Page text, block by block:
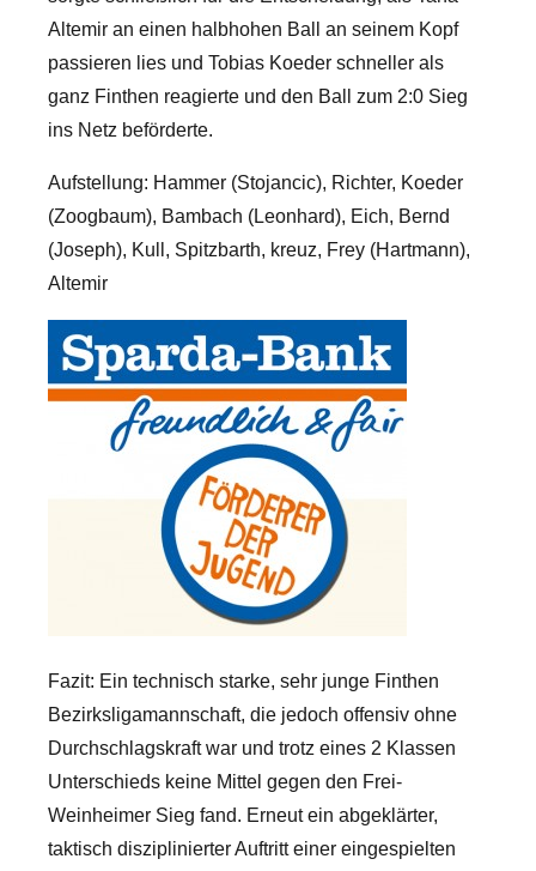
Altemir an einen halbhohen Ball an seinem Kopf
passieren lies und Tobias Koeder schneller als
ganz Finthen reagierte und den Ball zum 2:0 Sieg
ins Netz beförderte.
Aufstellung: Hammer (Stojancic), Richter, Koeder
(Zoogbaum), Bambach (Leonhard), Eich, Bernd
(Joseph), Kull, Spitzbarth, kreuz, Frey (Hartmann),
Altemir
Fazit: Ein technisch starke, sehr junge Finthen
Bezirksligamannschaft, die jedoch offensiv ohne
Durchschlagskraft war und trotz eines 2 Klassen
Unterschieds keine Mittel gegen den Frei-
Weinheimer Sieg fand. Erneut ein abgeklärter,
taktisch disziplinierter Auftritt einer eingespielten